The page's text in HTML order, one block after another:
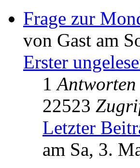
Frage zur
von Gast am
Erster
1Antworten
22523
Letzter
am Sa, 3.